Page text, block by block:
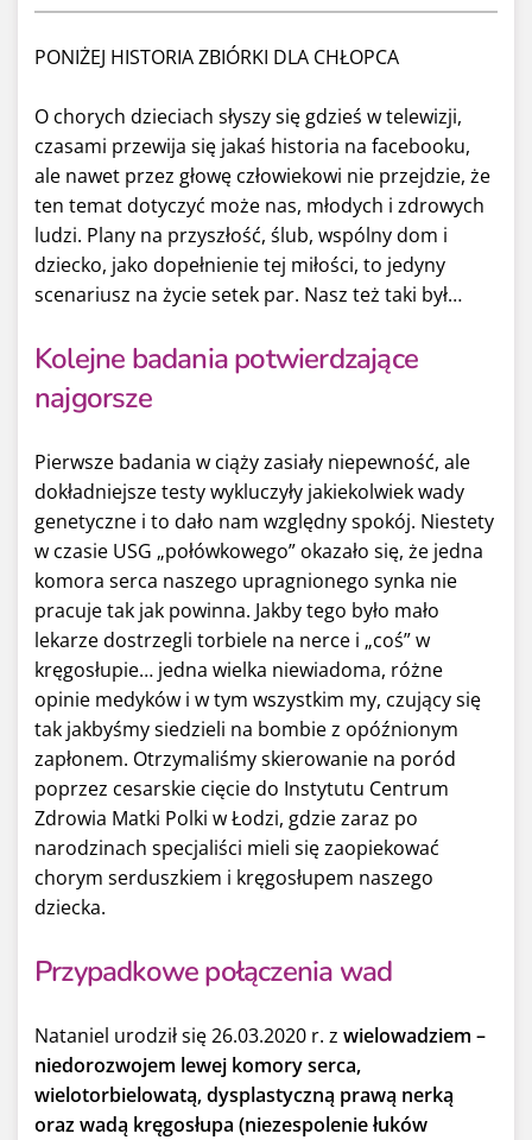
PONIŻEJ HISTORIA ZBIÓRKI DLA CHŁOPCA
O chorych dzieciach słyszy się gdzieś w telewizji,
czasami przewija się jakaś historia na facebooku,
ale nawet przez głowę człowiekowi nie przejdzie, że
ten temat dotyczyć może nas, młodych i zdrowych
ludzi. Plany na przyszłość, ślub, wspólny dom i
dziecko, jako dopełnienie tej miłości, to jedyny
scenariusz na życie setek par. Nasz też taki był…
Kolejne badania potwierdzające
najgorsze
Pierwsze badania w ciąży zasiały niepewność, ale
dokładniejsze testy wykluczyły jakiekolwiek wady
genetyczne i to dało nam względny spokój. Niestety
w czasie USG „połówkowego” okazało się, że jedna
komora serca naszego upragnionego synka nie
pracuje tak jak powinna. Jakby tego było mało
lekarze dostrzegli torbiele na nerce i „coś” w
kręgosłupie… jedna wielka niewiadoma, różne
opinie medyków i w tym wszystkim my, czujący się
tak jakbyśmy siedzieli na bombie z opóźnionym
zapłonem. Otrzymaliśmy skierowanie na poród
poprzez cesarskie cięcie do Instytutu Centrum
Zdrowia Matki Polki w Łodzi, gdzie zaraz po
narodzinach specjaliści mieli się zaopiekować
chorym serduszkiem i kręgosłupem naszego
dziecka.
Przypadkowe połączenia wad
Nataniel urodził się 26.03.2020 r. z wielowadziem –
niedorozwojem lewej komoryserca,
wielotorbielowatą, dysplastyczną prawą nerką
oraz wadą kręgosłupa (niezespolenie łuków